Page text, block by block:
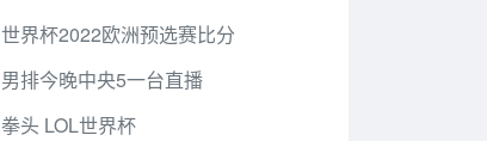
世界杯2022欧洲预选赛比分
男排今晚中央5一台直播
拳头 LOL世界杯